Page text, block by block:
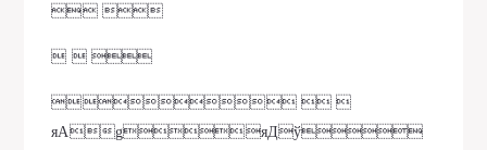
 
  
  
яАgяДў